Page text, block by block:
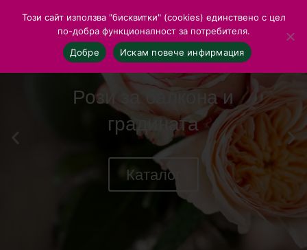
Рози за балкона и
градината
Каталог
Този сайт използва "бисквитки" (cookies) единствено с цел
по-добра функционалност за потребителя.
Добре
Искам повече инфирмация